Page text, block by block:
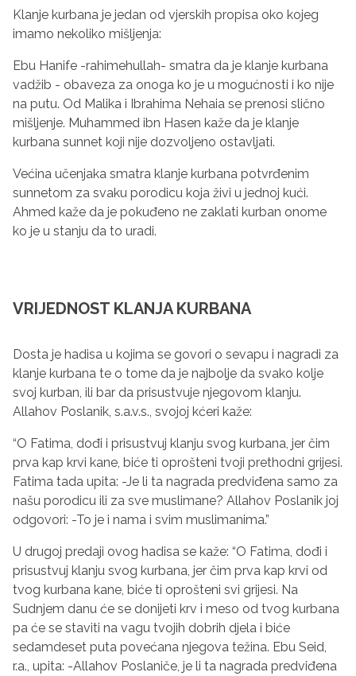
Klanje kurbana je jedan od vjerskih propisa oko kojeg
imamo nekoliko mišljenja:
Ebu Hanife -rahimehullah- smatra da je klanje kurbana
vadžib - obaveza za onoga ko je u mogućnosti i ko nije
na putu. Od Malika i Ibrahima Nehaia se prenosi slično
mišljenje. Muhammed ibn Hasen kaže da je klanje
kurbana sunnet koji nije dozvoljeno ostavljati.
Većina učenjaka smatra klanje kurbana potvrđenim
sunnetom za svaku porodicu koja živi u jednoj kući.
Ahmed kaže da je pokuđeno ne zaklati kurban onome
ko je u stanju da to uradi.
VRIJEDNOST KLANJA KURBANA
Dosta je hadisa u kojima se govori o sevapu i nagradi za
klanje kurbana te o tome da je najbolje da svako kolje
svoj kurban, ili bar da prisustvuje njegovom klanju.
Allahov Poslanik, s.a.v.s., svojoj kćeri kaže:
“O Fatima, dođi i prisustvuj klanju svog kurbana, jer čim
prva kap krvi kane, biće ti oprošteni tvoji prethodni grijesi.
Fatima tada upita: -Je li ta nagrada predviđena samo za
našu porodicu ili za sve muslimane? Allahov Poslanik joj
odgovori: -To je i nama i svim muslimanima.”
U drugoj predaji ovog hadisa se kaže: “O Fatima, dođi i
prisustvuj klanju svog kurbana, jer čim prva kap krvi od
tvog kurbana kane, biće ti oprošteni svi grijesi. Na
Sudnjem danu će se donijeti krv i meso od tvog kurbana
pa će se staviti na vagu tvojih dobrih djela i biće
sedamdeset puta povećana njegova težina. Ebu Seid,
r.a., upita: -Allahov Poslaniče, je li ta nagrada predviđena